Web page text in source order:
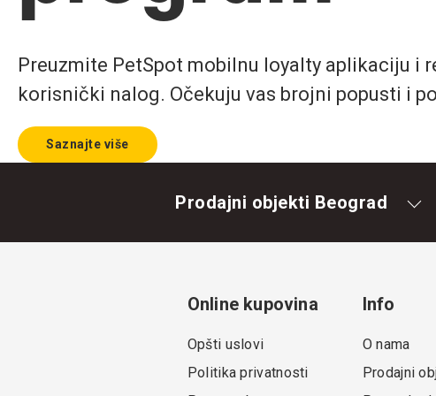
Preuzmite PetSpot mobilnu loyalty aplikaciju i
korisnički nalog. Očekuju vas brojni popusti i
Saznajte više
Prodajni objekti Beograd
Online kupovina
Opšti uslovi
Politika privatnosti
Info
O nama
Prodajni